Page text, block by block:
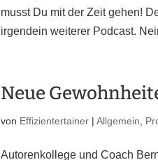
musst Du mit der Zeit gehen!
irgendein weiterer Podcast.
Neue
von Effizientertainer |Allgemein
Autorenkollege und Coach